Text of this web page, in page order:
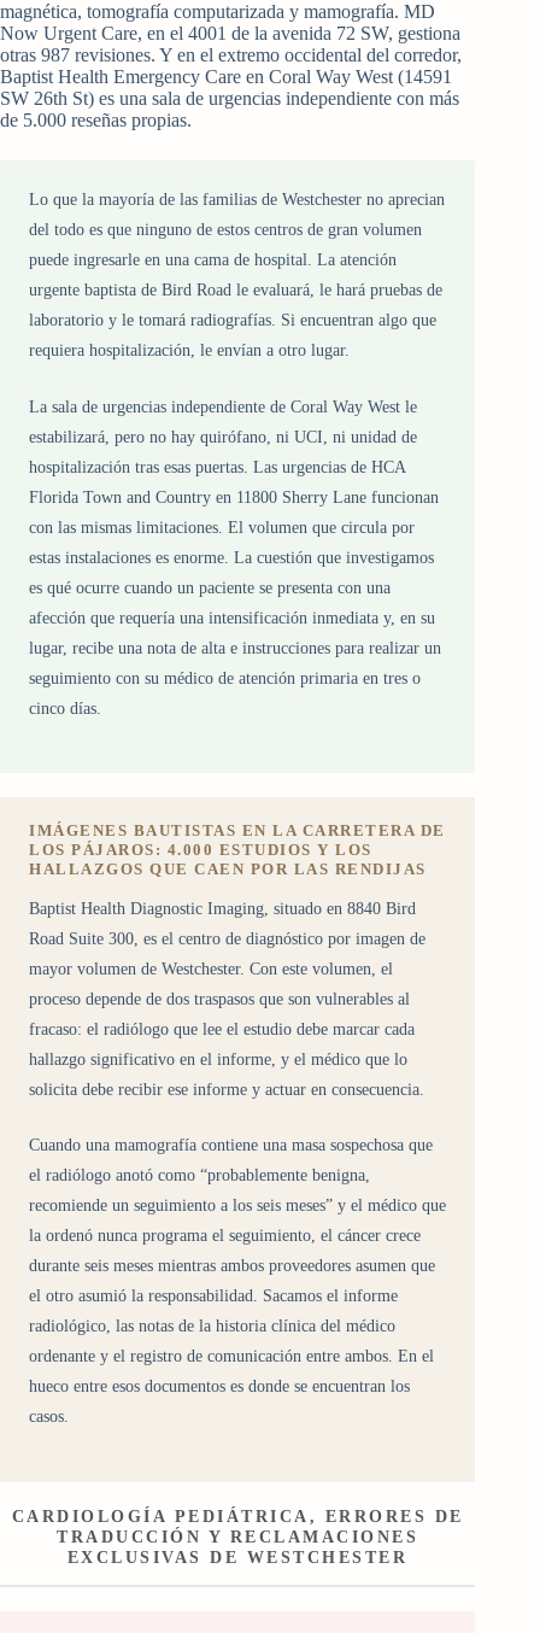
magnética, tomografía computarizada y mamografía. MD
Now Urgent Care, en el 4001 de la avenida 72 SW, gestiona
otras 987 revisiones. Y en el extremo occidental del corredor,
Baptist Health Emergency Care en Coral Way West (14591
SW 26th St) es una sala de urgencias independiente con más
de 5.000 reseñas propias.
Lo que la mayoría de las familias de Westchester no aprecian
del todo es que ninguno de estos centros de gran volumen
puede ingresarle en una cama de hospital. La atención
urgente baptista de Bird Road le evaluará, le hará pruebas de
laboratorio y le tomará radiografías. Si encuentran algo que
requiera hospitalización, le envían a otro lugar.
La sala de urgencias independiente de Coral Way West le
estabilizará, pero no hay quirófano, ni UCI, ni unidad de
hospitalización tras esas puertas. Las urgencias de HCA
Florida Town and Country en 11800 Sherry Lane funcionan
con las mismas limitaciones. El volumen que circula por
estas instalaciones es enorme. La cuestión que investigamos
es qué ocurre cuando un paciente se presenta con una
afección que requería una intensificación inmediata y, en su
lugar, recibe una nota de alta e instrucciones para realizar un
seguimiento con su médico de atención primaria en tres o
cinco días.
IMÁGENES BAUTISTAS EN LA CARRETERA DE
LOS PÁJAROS: 4.000 ESTUDIOS Y LOS
HALLAZGOS QUE CAEN POR LAS RENDIJAS
Baptist Health Diagnostic Imaging, situado en 8840 Bird
Road Suite 300, es el centro de diagnóstico por imagen de
mayor volumen de Westchester. Con este volumen, el
proceso depende de dos traspasos que son vulnerables al
fracaso: el radiólogo que lee el estudio debe marcar cada
hallazgo significativo en el informe, y el médico que lo
solicita debe recibir ese informe y actuar en consecuencia.
Cuando una mamografía contiene una masa sospechosa que
el radiólogo anotó como “probablemente benigna,
recomiende un seguimiento a los seis meses” y el médico que
la ordenó nunca programa el seguimiento, el cáncer crece
durante seis meses mientras ambos proveedores asumen que
el otro asumió la responsabilidad. Sacamos el informe
radiológico, las notas de la historia clínica del médico
ordenante y el registro de comunicación entre ambos. En el
hueco entre esos documentos es donde se encuentran los
casos.
CARDIOLOGÍA PEDIÁTRICA, ERRORES DE
TRADUCCIÓN Y RECLAMACIONES
EXCLUSIVAS DE WESTCHESTER